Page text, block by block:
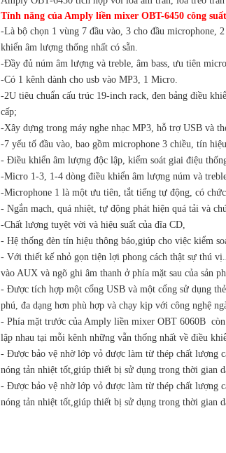
Tính năng của Amply liền mixer OBT-6450 công
-Là bộ chọn 1 vùng 7 đầu vào, 3 cho đầu microphone,
khiển âm lượng thống nhất có sẵn.
-Đầy đủ núm âm lượng và treble, âm bass, ưu tiên
-Có 1 kênh dành cho usb vào MP3, 1 Micro.
-2U tiêu chuẩn cấu trúc 19-inch rack, đen bảng điều
cấp;
-Xây dựng trong máy nghe nhạc MP3, hỗ trợ USB và
-7 yếu tố đầu vào, bao gồm microphone 3 chiều, tín
- Điều khiển âm lượng độc lập, kiểm soát giai điệu
-Micro 1-3, 1-4 dòng điều khiển âm lượng núm và
-Microphone 1 là một ưu tiên, tắt tiếng tự động, có
- Ngắn mạch, quá nhiệt, tự động phát hiện quá tải và
-Chất lượng tuyệt vời và hiệu suất của đĩa CD,
- Hệ thống đèn tín hiệu thông báo,giúp cho việc kiểm
- Với thiết kế nhỏ gọn tiện lợi phong cách thật sự thú
vào AUX và ngõ ghi âm thanh ở phía mặt sau của sản
- Được tích hợp một cổng USB và một cổng sử dụng
phú, đa dạng hơn phù hợp và chạy kịp với công nghệ
- Phía mặt trước của Amply liền mixer OBT 6060B
lập nhau tại mỗi kênh những vẫn thống nhất về điều
- Được bảo vệ nhờ lớp vỏ được làm từ thép chất lượng
nóng tản nhiệt tốt,giúp thiết bị sử dụng trong thời gian
- Được bảo vệ nhờ lớp vỏ được làm từ thép chất lượng
nóng tản nhiệt tốt,giúp thiết bị sử dụng trong thời gian